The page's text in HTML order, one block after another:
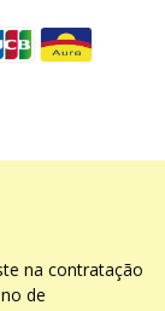
na contratação
de